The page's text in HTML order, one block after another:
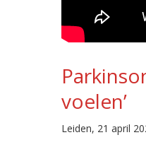
voelen’
Leiden, 21 april